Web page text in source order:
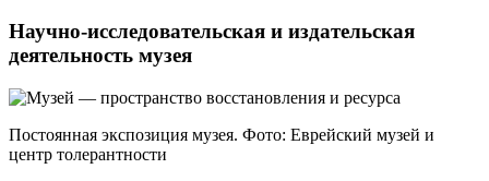
Научно-исследовательская и издательская
деятельность музея
Постоянная экспозиция музея. Фото: Еврейский музей и
центр толерантности